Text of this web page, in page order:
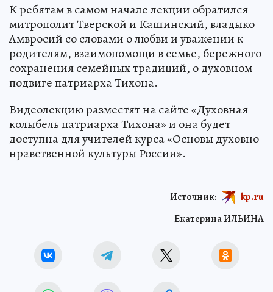
К ребятам в самом начале лекции обратился
митрополит Тверской и Кашинский, владыко
Амвросий со словами о любви и уважении к
родителям, взаимопомощи в семье, бережного
сохранения семейных традиций, о духовном
подвиге патриарха Тихона.
Видеолекцию разместят на сайте «Духовная
колыбель патриарха Тихона» и она будет
доступна для учителей курса «Основы духовно
нравственной культуры России».
Екатерина ИЛЬИНА
Источник: kp.ru